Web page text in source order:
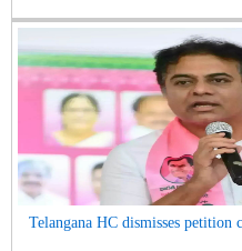
Telangana HC dismisses